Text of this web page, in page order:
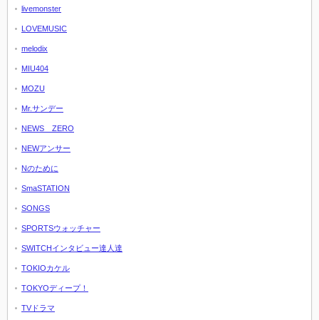
livemonster
LOVEMUSIC
melodix
MIU404
MOZU
Mr.サンデー
NEWS ZERO
NEWアンサー
Nのために
SmaSTATION
SONGS
SPORTSウォッチャー
SWITCHインタビュー達人達
TOKIOカケル
TOKYOディープ！
TVドラマ